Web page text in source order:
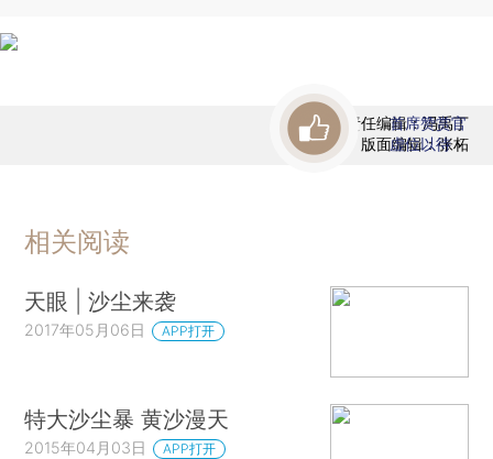
责任编辑：冯禹丁
版面编辑：张柘
首席赞赏官
虚位以待
相关阅读
天眼 | 沙尘来袭
2017年05月06日 APP打开
特大沙尘暴 黄沙漫天
2015年04月03日 APP打开